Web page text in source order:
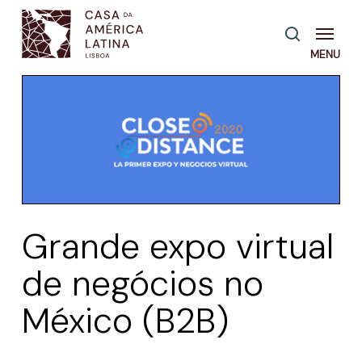
Skip
main
pesquisa
Menu
Grande expo virtual
de negócios no
México (B2B)